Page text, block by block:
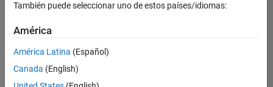
Sales Operations
Business Model Team
Finance and Operations
También puede seleccionar uno de estos países/idiomas:
América
América Latina (Español)
Canada (English)